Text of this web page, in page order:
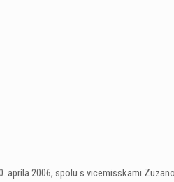
2006, spolu s vicemisskami